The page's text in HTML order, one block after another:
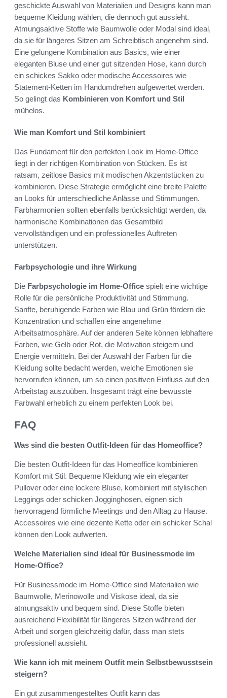
geschickte Auswahl von Materialien und Designs kann man
bequeme Kleidung wählen, die dennoch gut aussieht.
Atmungsaktive Stoffe wie Baumwolle oder Modal sind ideal,
da sie für längeres Sitzen am Schreibtisch angenehm sind.
Eine gelungene Kombination aus Basics, wie einer
eleganten Bluse und einer gut sitzenden Hose, kann durch
ein schickes Sakko oder modische Accessoires wie
Statement-Ketten im Handumdrehen aufgewertet werden.
So gelingt das Kombinieren von Komfort und Stil
mühelos.
Wie man Komfort und Stil kombiniert
Das Fundament für den perfekten Look im Home-Office
liegt in der richtigen Kombination von Stücken. Es ist
ratsam, zeitlose Basics mit modischen Akzentstücken zu
kombinieren. Diese Strategie ermöglicht eine breite Palette
an Looks für unterschiedliche Anlässe und Stimmungen.
Farbharmonien sollten ebenfalls berücksichtigt werden, da
harmonische Kombinationen das Gesamtbild
vervollständigen und ein professionelles Auftreten
unterstützen.
Farbpsychologie und ihre Wirkung
Die Farbpsychologie im Home-Office spielt eine wichtige
Rolle für die persönliche Produktivität und Stimmung.
Sanfte, beruhigende Farben wie Blau und Grün fördern die
Konzentration und schaffen eine angenehme
Arbeitsatmosphäre. Auf der anderen Seite können lebhaftere
Farben, wie Gelb oder Rot, die Motivation steigern und
Energie vermitteln. Bei der Auswahl der Farben für die
Kleidung sollte bedacht werden, welche Emotionen sie
hervorrufen können, um so einen positiven Einfluss auf den
Arbeitstag auszuüben. Insgesamt trägt eine bewusste
Farbwahl erheblich zu einem perfekten Look bei.
FAQ
Was sind die besten Outfit-Ideen für das Homeoffice?
Die besten Outfit-Ideen für das Homeoffice kombinieren
Komfort mit Stil. Bequeme Kleidung wie ein eleganter
Pullover oder eine lockere Bluse, kombiniert mit stylischen
Leggings oder schicken Jogginghosen, eignen sich
hervorragend förmliche Meetings und den Alltag zu Hause.
Accessoires wie eine dezente Kette oder ein schicker Schal
können den Look aufwerten.
Welche Materialien sind ideal für Businessmode im
Home-Office?
Für Businessmode im Home-Office sind Materialien wie
Baumwolle, Merinowolle und Viskose ideal, da sie
atmungsaktiv und bequem sind. Diese Stoffe bieten
ausreichend Flexibilität für längeres Sitzen während der
Arbeit und sorgen gleichzeitig dafür, dass man stets
professionell aussieht.
Wie kann ich mit meinem Outfit mein Selbstbewusstsein
steigern?
Ein gut zusammengestelltes Outfit kann das